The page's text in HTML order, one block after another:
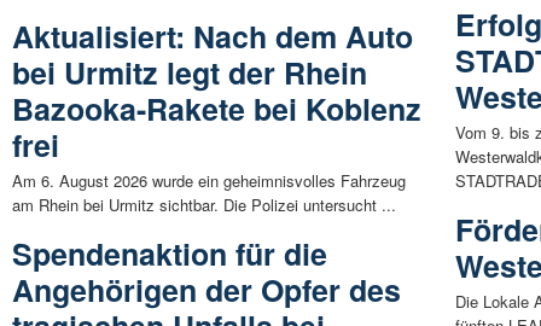
Aktualisiert: Nach dem Auto
bei Urmitz legt der Rhein
Bazooka-Rakete bei Koblenz
frei
Am 6. August 2026 wurde ein geheimnisvolles Fahrzeug
am Rhein bei Urmitz sichtbar. Die Polizei untersucht ...
Spendenaktion für die
Angehörigen der Opfer des
Vom 9. bis
Die Lokale